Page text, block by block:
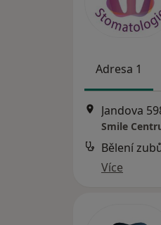
Adresa 1
Jandova
Smile
Bělení
Více